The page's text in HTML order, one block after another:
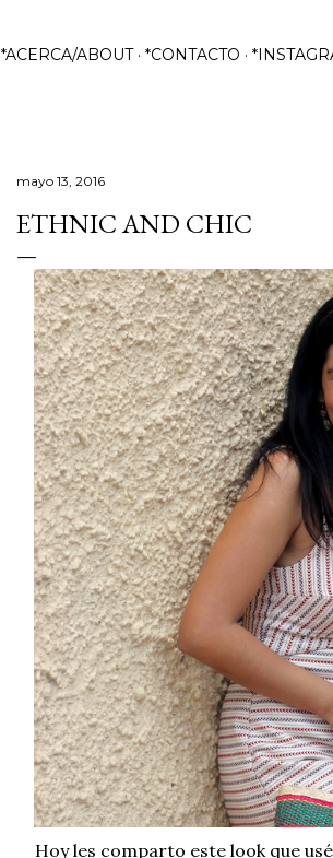
*ACERCA/ABOUT *CONTACTO
mayo 13, 2016
ETHNIC AND CHIC
Hoy les comparto este look que